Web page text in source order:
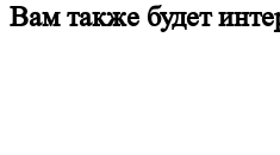
Вам также будет